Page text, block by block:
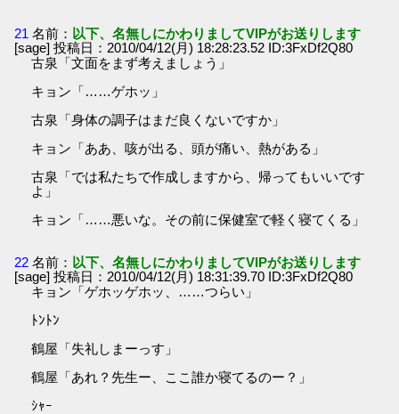
21 名前： 以下、名無しにかわりましてVIPがお送りします
[sage] 投稿日：2010/04/12(月) 18:28:23.52 ID:3FxDf2Q80
古泉「文面をまず考えましょう」
キョン「……ゲホッ」
古泉「身体の調子はまだ良くないですか」
キョン「ああ、咳が出る、頭が痛い、熱がある」
古泉「では私たちで作成しますから、帰ってもいいです
よ」
キョン「……悪いな。その前に保健室で軽く寝てくる」
22 名前： 以下、名無しにかわりましてVIPがお送りします
[sage] 投稿日：2010/04/12(月) 18:31:39.70 ID:3FxDf2Q80
キョン「ゲホッゲホッ、……つらい」
ﾄﾝﾄﾝ
鶴屋「失礼しまーっす」
鶴屋「あれ？先生ー、ここ誰か寝てるのー？」
ｼｬｰ